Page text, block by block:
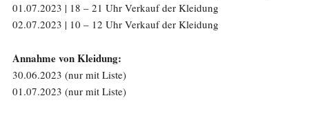
01.07.2023 | 18 – 21 Uhr Verkauf der Kleidung
02.07.2023 | 10 – 12 Uhr Verkauf der Kleidung
Annahme von Kleidung:
30.06.2023 (nur mit Liste)
01.07.2023 (nur mit Liste)